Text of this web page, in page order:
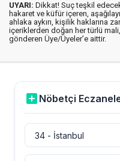
UYARI: Dikkat! Suç teşkil
hakaret ve küfür içeren,
ahlaka aykırı, kişilik haklarına
içeriklerden doğan her türlü
gönderen Üye/Üyeler’e aittir.